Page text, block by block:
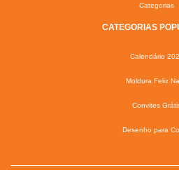
Categorias
CATEGORIAS
Calendário
Moldura Feliz
Convites
Desenho para